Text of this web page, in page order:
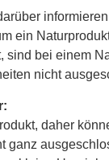
ein
sind bei einem
nicht
daher
ganz